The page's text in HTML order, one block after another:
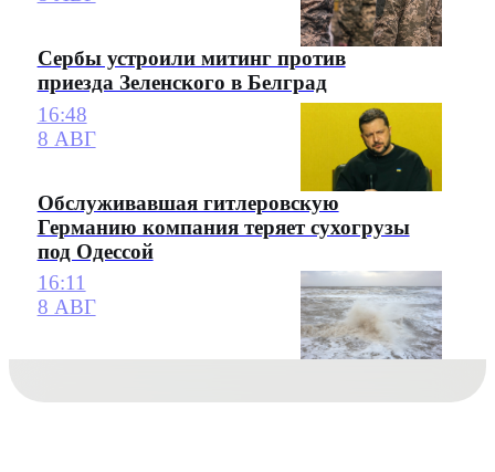
Сербы устроили митинг против
приезда Зеленского в Белград
16:48
8 АВГ
Обслуживавшая гитлеровскую
Германию компания теряет сухогрузы
под Одессой
16:11
8 АВГ